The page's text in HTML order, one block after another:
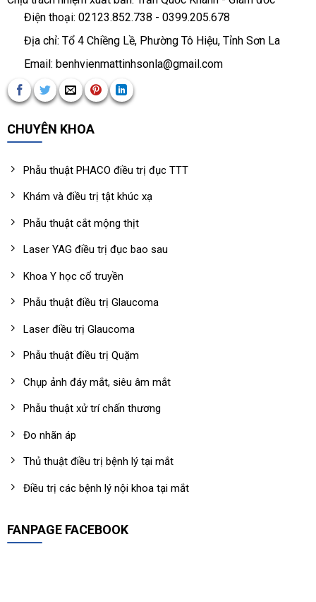
Điện thoại: 02123.852.738 - 0399.205.678
Địa chỉ: Tổ 4 Chiềng Lề, Phường Tô Hiệu, Tỉnh Sơn La
Email: benhvienmattinhsonla@gmail.com
CHUYÊN KHOA
Phẫu thuật PHACO điều trị đục TTT
Khám và điều trị tật khúc xạ
Phẫu thuật cắt mộng thịt
Laser YAG điều trị đục bao sau
Khoa Y học cổ truyền
Phẫu thuật điều trị Glaucoma
Laser điều trị Glaucoma
Phẫu thuật điều trị Quặm
Chụp ảnh đáy mắt, siêu âm mắt
Phẫu thuật xử trí chấn thương
Đo nhãn áp
Thủ thuật điều trị bệnh lý tại mắt
Điều trị các bệnh lý nội khoa tại mắt
FANPAGE FACEBOOK